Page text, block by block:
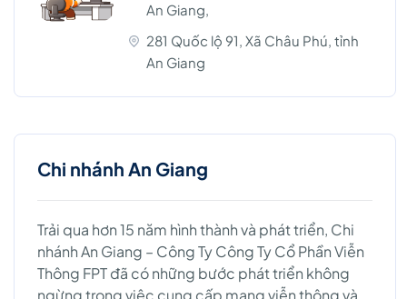
An Giang,
281 Quốc lộ 91, Xã Châu Phú, tỉnh
An Giang
Chi nhánh An Giang
Trải qua hơn 15 năm hình thành và phát triển, Chi
nhánh An Giang – Công Ty Công Ty Cổ Phần Viễn
Thông FPT đã có những bước phát triển không